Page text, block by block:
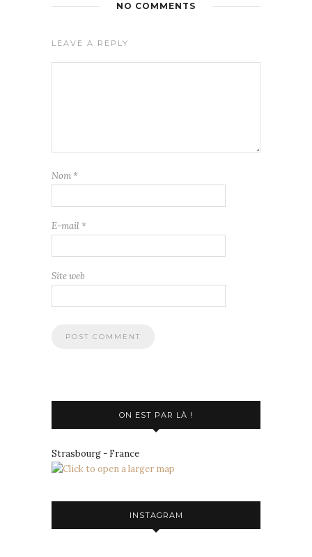
NO COMMENTS
LEAVE A REPLY
Nom *
E-mail *
Site web
ON EST PAR LÀ !
Strasbourg - France
INSTAGRAM